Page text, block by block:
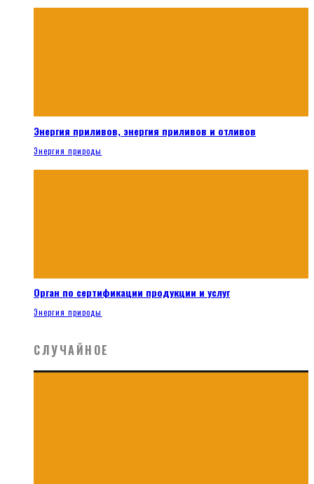
Энергия приливов, энергия приливов и отливов
Энергия природы
Орган по сертификации продукции и услуг
Энергия природы
СЛУЧАЙНОЕ